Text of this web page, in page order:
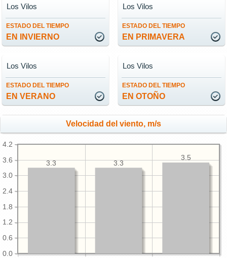
ESTADO DEL TIEMPO
EN INVIERNO
Los Vilos
ESTADO DEL TIEMPO
EN PRIMAVERA
Los Vilos
ESTADO DEL TIEMPO
EN VERANO
Los Vilos
ESTADO DEL TIEMPO
EN OTOÑO
Los Vilos
Velocidad del viento, m/s
0.0
0.6
1.2
1.8
2.4
3.0
3.6
4.2
3.5
3.3
3.3